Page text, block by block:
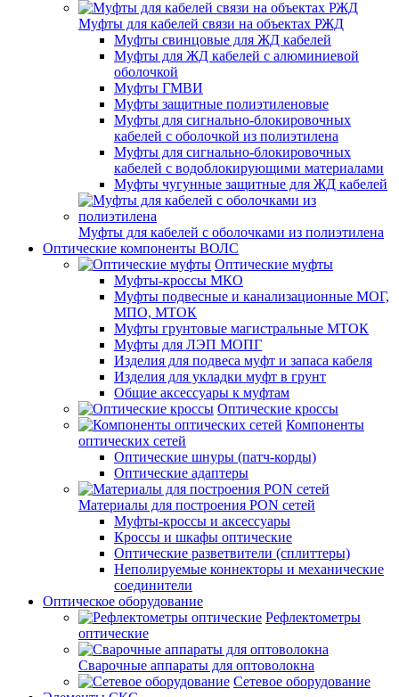
Муфты для кабелей связи на объектах РЖД
Муфты свинцовые для ЖД кабелей
Муфты для ЖД кабелей с алюминиевой
оболочкой
Муфты ГМВИ
Муфты защитные полиэтиленовые
Муфты для сигнально-блокировочных
кабелей с оболочкой из полиэтилена
Муфты для сигнально-блокировочных
кабелей с водоблокирующими материалами
Муфты чугунные защитные для ЖД кабелей
Муфты для кабелей с оболочками из полиэтилена
Оптические компоненты ВОЛС
Оптические муфты
Муфты-кроссы МКО
Муфты подвесные и канализационные МОГ,
МПО, МТОК
Муфты грунтовые магистральные МТОК
Муфты для ЛЭП МОПГ
Изделия для подвеса муфт и запаса кабеля
Изделия для укладки муфт в грунт
Общие аксессуары к муфтам
Оптические кроссы
Компоненты
оптических сетей
Оптические шнуры (патч-корды)
Оптические адаптеры
Материалы для построения PON сетей
Муфты-кроссы и аксессуары
Кроссы и шкафы оптические
Оптические разветвители (сплиттеры)
Неполируемые коннекторы и механические
соединители
Оптическое оборудование
Рефлектометры
оптические
Сварочные аппараты для оптоволокна
Сетевое оборудование